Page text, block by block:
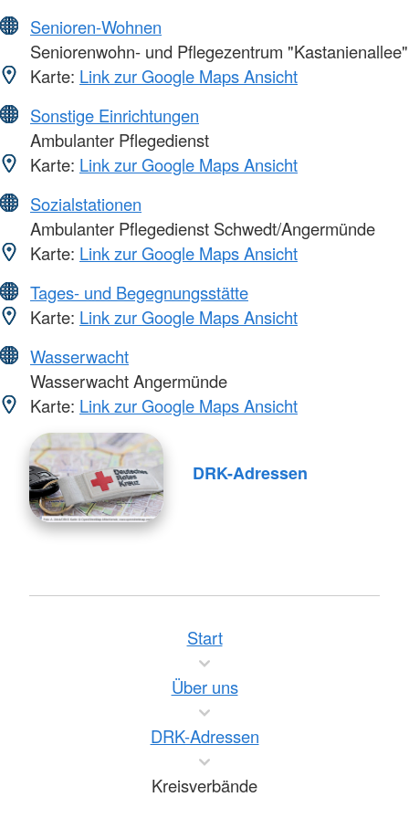
Senioren-Wohnen
Seniorenwohn- und Pflegezentrum "Kastanienallee"
Karte: Link zur Google Maps Ansicht
Sonstige Einrichtungen
Ambulanter Pflegedienst
Karte: Link zur Google Maps Ansicht
Sozialstationen
Ambulanter Pflegedienst Schwedt/Angermünde
Karte: Link zur Google Maps Ansicht
Tages- und Begegnungsstätte
Karte: Link zur Google Maps Ansicht
Wasserwacht
Wasserwacht Angermünde
Karte: Link zur Google Maps Ansicht
DRK-Adressen
Start
Über uns
DRK-Adressen
Kreisverbände